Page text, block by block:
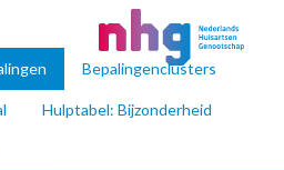
Bepalingenclusters
Hulptabel: Bijzonderheid